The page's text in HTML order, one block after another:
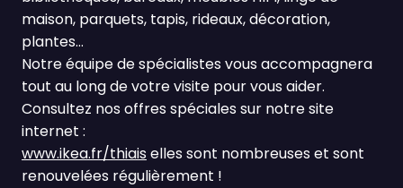
maison, parquets, tapis, rideaux, décoration,
plantes…
Notre équipe de spécialistes vous accompagnera
tout au long de votre visite pour vous aider.
Consultez nos offres spéciales sur notre site
internet :
www.ikea.fr/thiaiselles sont nombreuses et sont
renouvelées régulièrement !